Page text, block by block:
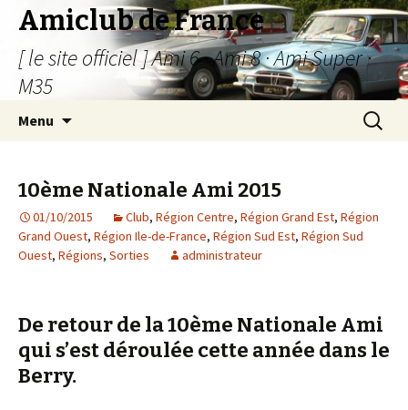
Amiclub de France
[ le site officiel ] Ami 6 · Ami 8 · Ami Super ·
M35
Menu
10ème Nationale Ami 2015
01/10/2015 Club, Région Centre, Région Grand Est, Région
Grand Ouest, Région Ile-de-France, Région Sud Est, Région Sud
Ouest, Régions, Sorties administrateur
De retour de la 10ème Nationale Ami
qui s’est déroulée cette année dans le
Berry.